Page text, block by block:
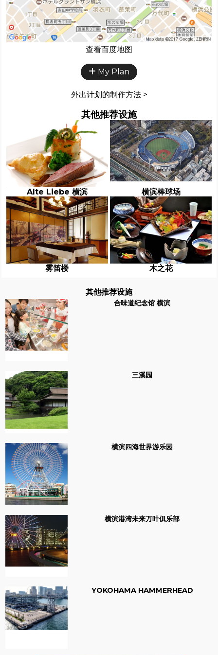
查看百度地图
My Plan
外出计划的制作方法 >
其他推荐设施
Alte Liebe 横滨 横滨棒球场
雾笛楼 木之花
其他推荐设施
合味道纪念馆 横滨
三溪园
横滨四海世界游乐园
横滨港湾未来万叶俱乐部
YOKOHAMA HAMMERHEAD